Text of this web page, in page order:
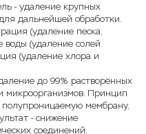
- удаление крупных
дальнейшей обработки.
(удаление песка,
воды (удаление солей
(удаление хлора и
до 99% растворённых
микроорганизмов. Принцип
мембрану,
- снижение
соединений.